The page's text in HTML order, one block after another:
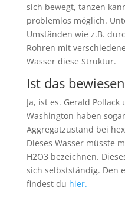
sich bewegt, tanzen
problemlos möglich.
Umständen wie z.B.
Rohren mit
Wasser diese Struktur.
Ist das
Ja, ist es. Gerald
Washington haben
Aggregatzustand bei
Dieses Wasser müsste
H2O3 bezeichnen.
sich selbstständig. Den
findest du hier.